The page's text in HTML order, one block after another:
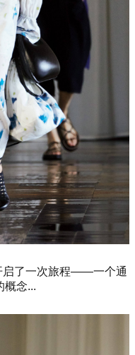
启了一次旅程——一个通
概念...